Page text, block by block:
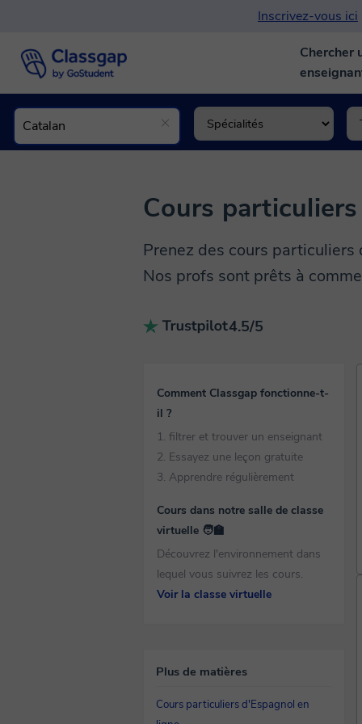
Inscrivez-vous ici
Chercher
Cours
Prenez des cours
Nos profs sont prêts à
4.5/5
Comment Classgap fonctionne-t-
il ?
1. filtrer et trouver un enseignant
2. Essayez une leçon gratuite
3. Apprendre régulièrement
Cours dans notre salle de classe
virtuelle 🧑‍🏫
Découvrez l'environnement dans
lequel vous suivrez les cours.
Voir la classe virtuelle
Plus de matières
Cours particuliers d'Espagnol en